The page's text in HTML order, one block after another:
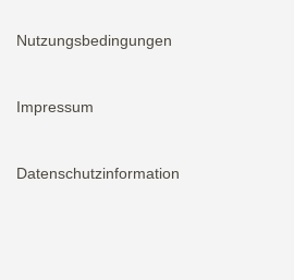
Nutzungsbedingungen
Impressum
Datenschutzinformation